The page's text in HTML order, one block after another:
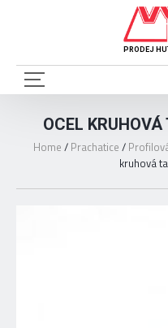
PRODEJ
OCEL
Home / Prachatice /
kruhová